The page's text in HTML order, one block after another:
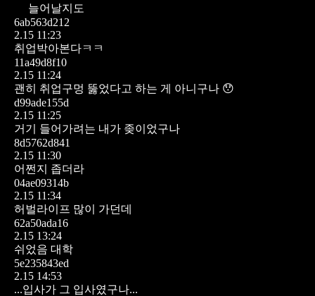
늘어날지도
6ab563d212
2.15 11:23
취업박아본다ㅋㅋ
11a49d8f10
2.15 11:24
괜히 취업구멍 뚫었다고 하는 게 아니구나 😯
d99ade155d
2.15 11:25
거기 들어가려는 내가 좆이었구나
8d5762d841
2.15 11:30
어쩐지 좁더라
04ae09314b
2.15 11:34
허벌라이프 많이 가던데
62a50ada16
2.15 13:24
쉬었음 대학
5e235843ed
2.15 14:53
...입사가 그 입사였구나...